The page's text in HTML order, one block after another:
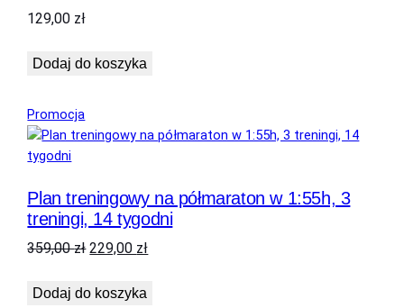
129,00 zł
Dodaj do koszyka
PromocjaProdukt
w
Plan treningowy na półmaraton w 1:55h, 3
treningi, 14 tygodni
359,00złPierwotna
wynosiła:
229,00 złAktualna
Dodaj do koszyka